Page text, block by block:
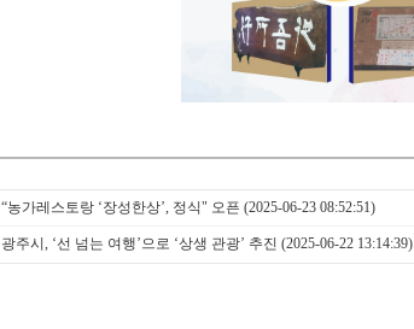
“농가레스토랑 ‘장성한상’, 정식" 오픈 (2025-06-23 08:52:51)
광주시, ‘선 넘는 여행’으로 ‘상생 관광’ 추진 (2025-06-22 13:14:39)